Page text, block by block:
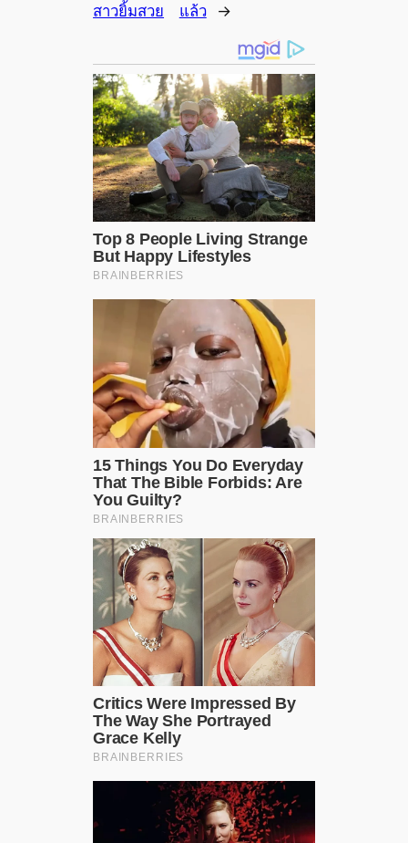
สาวยิ้มสวย
แล้ว
→